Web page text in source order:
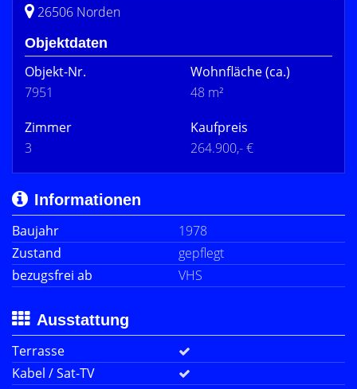
26506 Norden
Objektdaten
Objekt-Nr.
7951
Wohnfläche(ca.)
48 m²
Zimmer
3
Kaufpreis
264.900,- €
Informationen
Baujahr
1978
Zustand
gepflegt
bezugsfrei ab
VHS
Ausstattung
Terrasse
Kabel / Sat-TV